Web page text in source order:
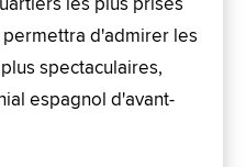
d'admirer les
spectaculaires,
espagnol d'avant-